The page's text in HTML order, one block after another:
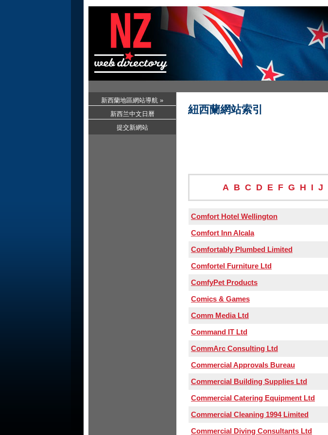
紐西蘭網站索引
A B C D E F G H I J
Comfort Hotel Wellington
Comfort Inn Alcala
Comfortably Plumbed Limited
Comfortel Furniture Ltd
ComfyPet Products
Comics & Games
Comm Media Ltd
Command IT Ltd
CommArc Consulting Ltd
Commercial Approvals Bureau
Commercial Building Supplies Ltd
Commercial Catering Equipment Ltd
Commercial Cleaning 1994 Limited
Commercial Diving Consultants Ltd
新西蘭地區網站導航 »
新西兰中文日曆
提交新網站